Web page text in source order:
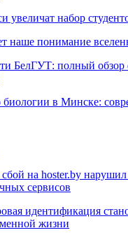
увеличат набор
наше понимание
БелГУТ: полный обзор
в Минске:
на hoster.by нарушил
сервисов
идентификация
жизни